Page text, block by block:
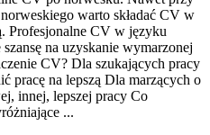
warto składać CV w
Profesjonalne CV w języku
na uzyskanie wymarzonej
CV? Dla szukających pracy
pracę na lepszą Dla marzących o
innej, lepszej pracy Co
...